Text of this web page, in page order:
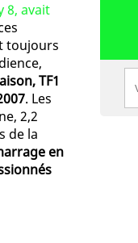
8, avait
toujours
TF1
. Les
2,2
de la
en